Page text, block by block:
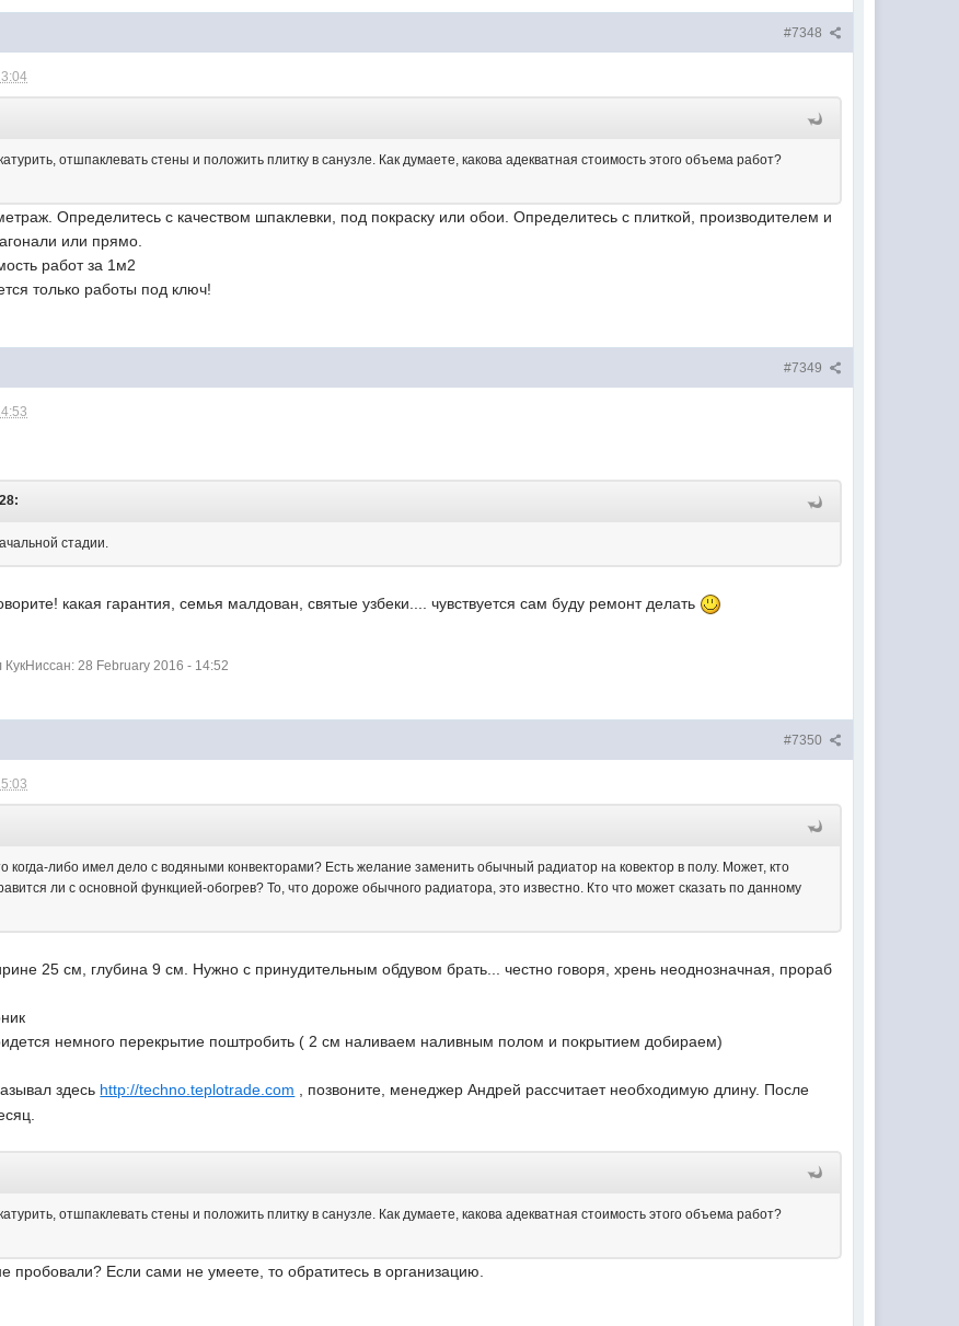
#7348
отшпаклевать стены и положить плитку в санузле. Как думаете, какова адекватная стоимость этого объема работ?
Определитесь с качеством шпаклевки, под покраску или обои. Определитесь с плиткой, производителем и
или прямо.
работ за 1м2
только работы под ключ!
#7349
стадии.
какая гарантия, семья малдован, святые узбеки.... чувствуется сам буду ремонт делать
28 February 2016 - 14:52
#7350
когда-либо имел дело с водяными конвекторами? Есть желание заменить обычный радиатор на ковектор в полу. Может, кто
ли с основной функцией-обогрев? То, что дороже обычного радиатора, это известно. Кто что может сказать по данному
25 см, глубина 9 см. Нужно с принудительным обдувом брать... честно говоря, хрень неоднозначная, прораб
немного перекрытие поштробить ( 2 см наливаем наливным полом и покрытием добираем)
здесь http://techno.teplotrade.com , позвоните, менеджер Андрей рассчитает необходимую длину. После
отшпаклевать стены и положить плитку в санузле. Как думаете, какова адекватная стоимость этого объема работ?
пробовали? Если сами не умеете, то обратитесь в организацию.